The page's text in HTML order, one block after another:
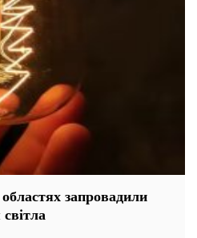
запровадили